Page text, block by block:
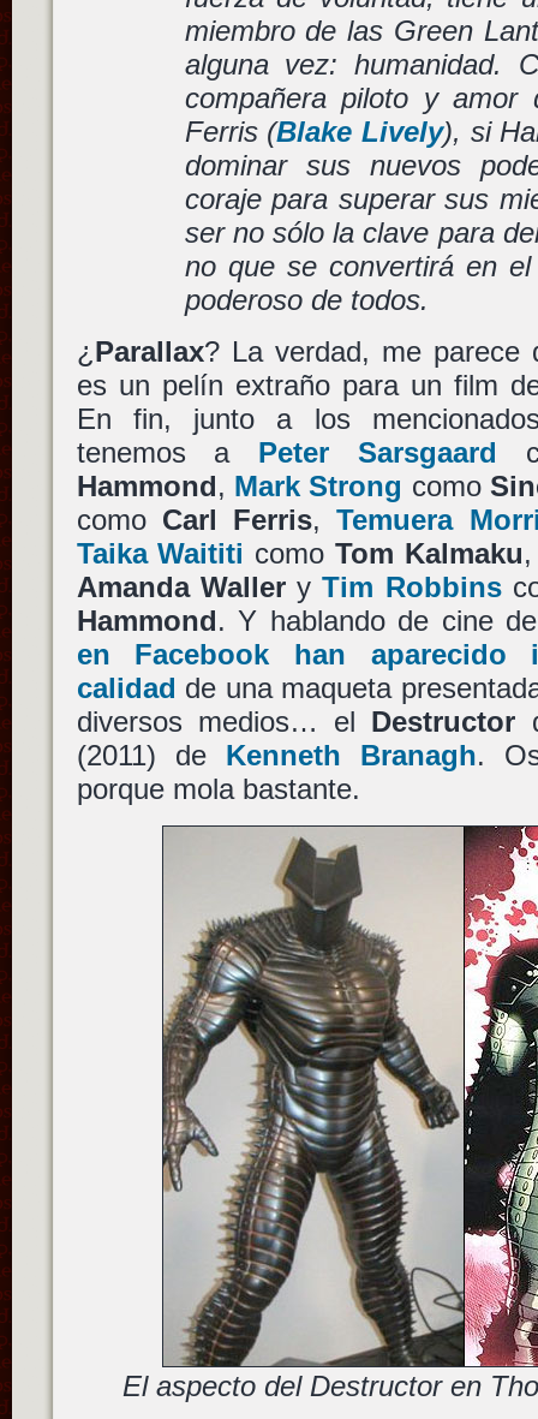
miembro de las Green
alguna vez: humanidad.
compañera piloto y amor
Ferris (Blake Lively), si
dominar sus nuevos
coraje para superar sus
ser no sólo la clave para
no que se convertirá en
poderoso de todos.
¿ Parallax? La verdad, me parece
es un pelín extraño para un film
En fin, junto a los
tenemos a Peter Sarsgaard
Hammond, Mark Strong como
como Carl Ferris,Temuera
Taika Waititi comoTom Kalmaku
Amanda WalleryTim Robbins
Hammond. Y hablando de cine
en Facebook han aparecido
calidad de una maqueta
diversos medios… el Destructor
(2011) de Kenneth Branagh.
porque mola bastante.
El aspecto del Destructor en